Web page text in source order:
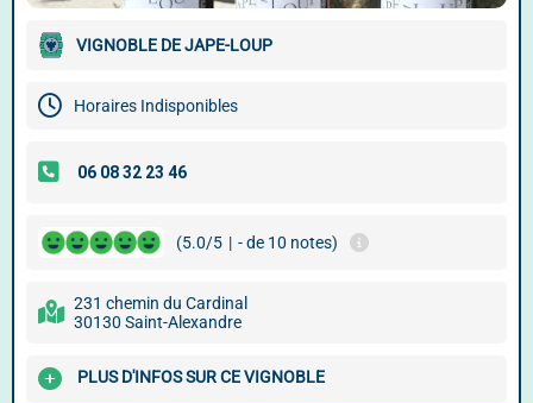
VIGNOBLE DE JAPE-LOUP
Horaires Indisponibles
(5.0/5 | - de 10 notes)
231 chemin du Cardinal
30130 Saint-Alexandre
PLUS D'INFOS SUR CE VIGNOBLE